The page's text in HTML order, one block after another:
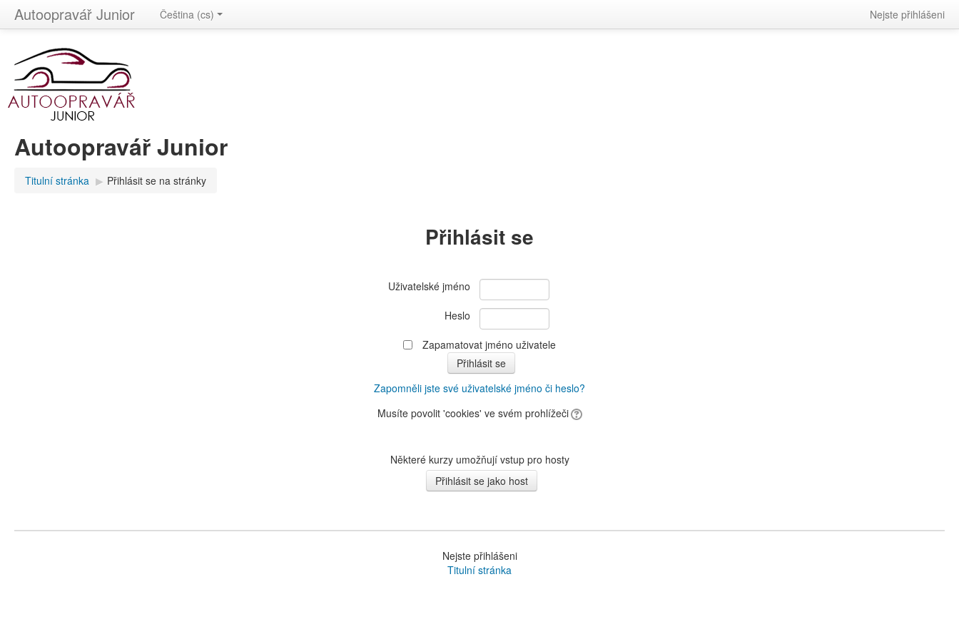
Autoopravář Junior Čeština (cs) Nejste přihlášeni
Autoopravář Junior
Titulní stránka ▶ Přihlásit se na stránky
Přihlásit se
Uživatelské jméno
Heslo
Zapamatovat jméno uživatele
Zapomněli jste své uživatelské jméno či heslo?
Musíte povolit 'cookies' ve svém prohlížeči
Některé kurzy umožňují vstup pro hosty
Nejste přihlášeni
Titulní stránka